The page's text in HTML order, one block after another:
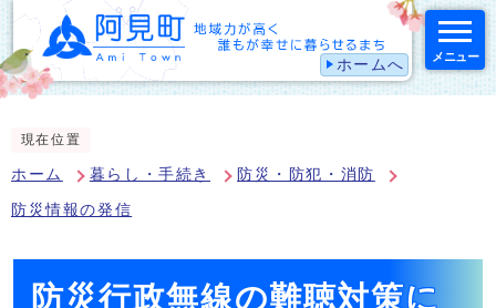
ホームへ メニュー
現在位置
ホーム 暮らし・手続き 防災・防犯・消防
防災情報の発信
防災行政無線の難聴対策に